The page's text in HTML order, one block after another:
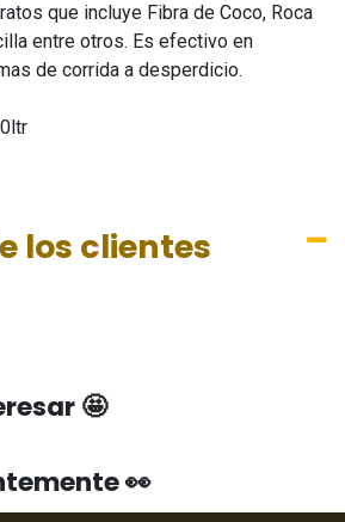
que incluye Fibra de Coco, Roca
entre otros. Es efectivo en
de corrida a desperdicio.
los clientes
🤩
👀